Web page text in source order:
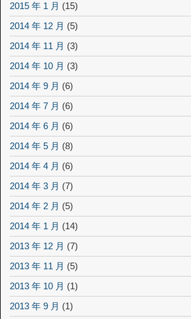
2015 年 1 月 (15)
2014 年 12 月 (5)
2014 年 11 月 (3)
2014 年 10 月 (3)
2014 年 9 月 (6)
2014 年 7 月 (6)
2014 年 6 月 (6)
2014 年 5 月 (8)
2014 年 4 月 (6)
2014 年 3 月 (7)
2014 年 2 月 (5)
2014 年 1 月 (14)
2013 年 12 月 (7)
2013 年 11 月 (5)
2013 年 10 月 (1)
2013 年 9 月 (1)